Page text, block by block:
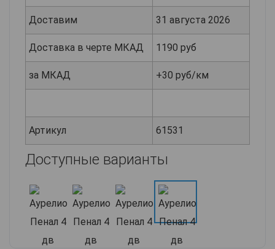
Доставим 31 августа 2026
Доставка в черте МКАД 1190 руб
за МКАД +30 руб/км
Артикул 61531
Доступные варианты